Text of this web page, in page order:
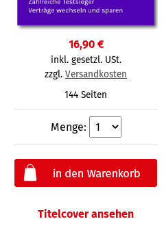
16,90 €
inkl. gesetzl. USt.
zzgl. Versandkosten
144 Seiten
Menge:
Titelcover ansehen